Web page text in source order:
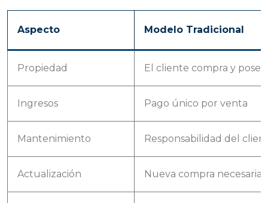
Aspecto Modelo Tradicional
Propiedad El cliente compra y
Ingresos Pago único por venta
Mantenimiento Responsabilidad del
Actualización Nueva compra necesaria